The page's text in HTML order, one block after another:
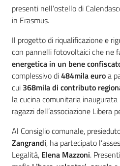
presenti nell’ostello di
in Erasmus.
Il progetto di riqualificazione e
con pannelli fotovoltaici che ne
energetica in un bene
complessivo di484mila euroa
cui 368mila di contributo
la cucina comunitaria
ragazzi dell’associazione
Al Consiglio comunale,
Zangrandi, ha partecipato
Legalità, Elena Mazzoni.